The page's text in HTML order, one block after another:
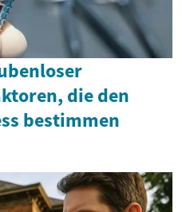
die den
bestimmen